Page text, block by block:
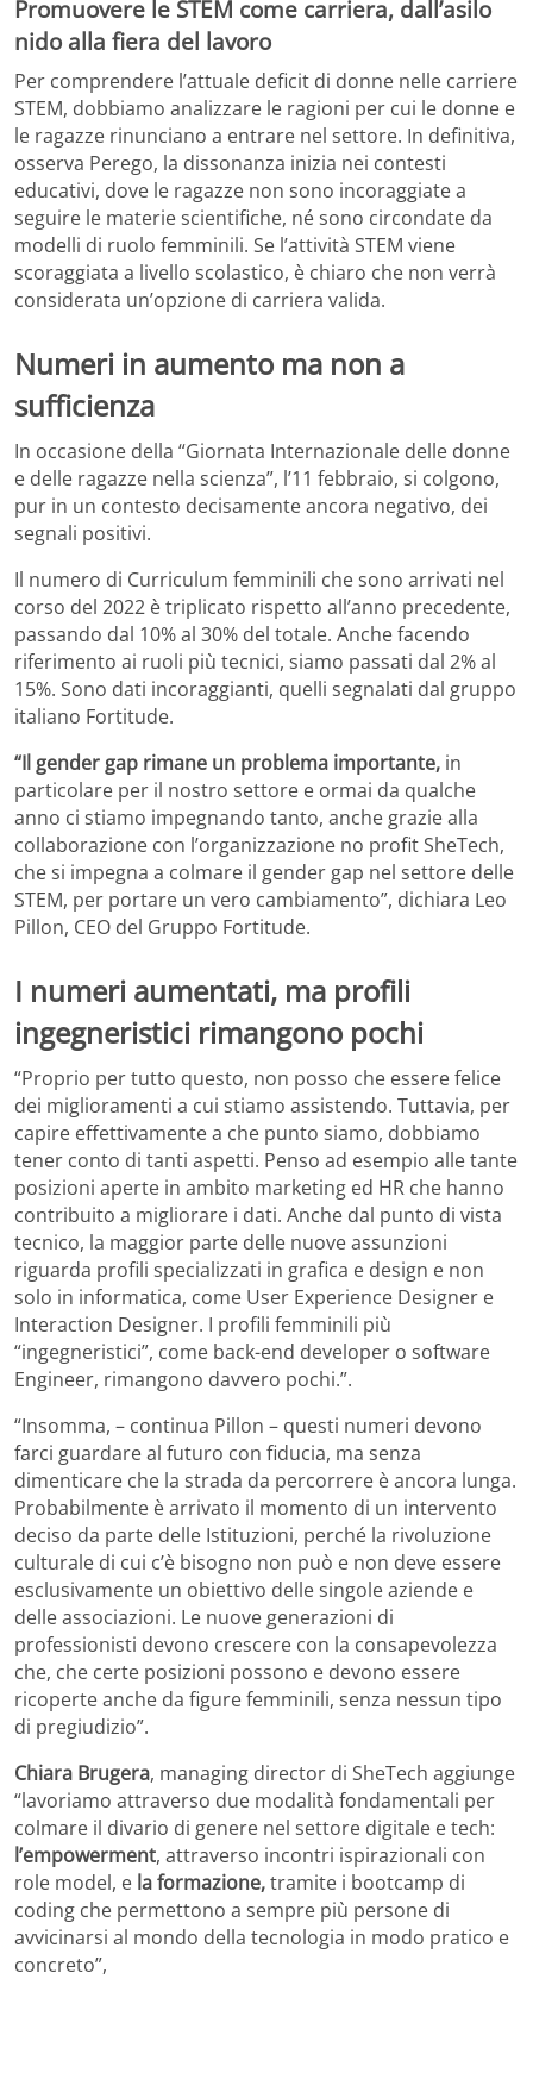
Promuovere le STEM come carriera, dall’asilo
nido alla fiera del lavoro
Per comprendere l’attuale deficit di donne nelle carriere
STEM, dobbiamo analizzare le ragioni per cui le donne e
le ragazze rinunciano a entrare nel settore. In definitiva,
osserva Perego, la dissonanza inizia nei contesti
educativi, dove le ragazze non sono incoraggiate a
seguire le materie scientifiche, né sono circondate da
modelli di ruolo femminili. Se l’attività STEM viene
scoraggiata a livello scolastico, è chiaro che non verrà
considerata un’opzione di carriera valida.
Numeri in aumento ma non a
sufficienza
In occasione della “Giornata Internazionale delle donne
e delle ragazze nella scienza”, l’11 febbraio, si colgono,
pur in un contesto decisamente ancora negativo, dei
segnali positivi.
Il numero di Curriculum femminili che sono arrivati nel
corso del 2022 è triplicato rispetto all’anno precedente,
passando dal 10% al 30% del totale. Anche facendo
riferimento ai ruoli più tecnici, siamo passati dal 2% al
15%. Sono dati incoraggianti, quelli segnalati dal gruppo
italiano Fortitude.
“Il gender gap rimane un problema importante, in
particolare per il nostro settore e ormai da qualche
anno ci stiamo impegnando tanto, anche grazie alla
collaborazione con l’organizzazione no profit SheTech,
che si impegna a colmare il gender gap nel settore delle
STEM, per portare un vero cambiamento”, dichiara Leo
Pillon, CEO del Gruppo Fortitude.
I numeri aumentati, ma profili
ingegneristici rimangono pochi
“Proprio per tutto questo, non posso che essere felice
dei miglioramenti a cui stiamo assistendo. Tuttavia, per
capire effettivamente a che punto siamo, dobbiamo
tener conto di tanti aspetti. Penso ad esempio alle tante
posizioni aperte in ambito marketing ed HR che hanno
contribuito a migliorare i dati. Anche dal punto di vista
tecnico, la maggior parte delle nuove assunzioni
riguarda profili specializzati in grafica e design e non
solo in informatica, come User Experience Designer e
Interaction Designer. I profili femminili più
“ingegneristici”, come back-end developer o software
Engineer, rimangono davvero pochi.”.
“Insomma, – continua Pillon – questi numeri devono
farci guardare al futuro con fiducia, ma senza
dimenticare che la strada da percorrere è ancora lunga.
Probabilmente è arrivato il momento di un intervento
deciso da parte delle Istituzioni, perché la rivoluzione
culturale di cui c’è bisogno non può e non deve essere
esclusivamente un obiettivo delle singole aziende e
delle associazioni. Le nuove generazioni di
professionisti devono crescere con la consapevolezza
che, che certe posizioni possono e devono essere
ricoperte anche da figure femminili, senza nessun tipo
di pregiudizio”.
Chiara Brugera, managing director di SheTech aggiunge
“lavoriamo attraverso due modalità fondamentali per
colmare il divario di genere nel settore digitale e tech:
l’empowerment, attraverso incontri ispirazionali con
role model, e la formazione,tramite i bootcamp di
coding che permettono a sempre più persone di
avvicinarsi al mondo della tecnologia in modo pratico e
concreto”,